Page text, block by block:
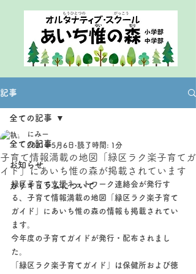
記事
全ての記事
お知らせ
カリキュラムについて
全ての記事
子育て情報満載の地図「緑区ラク楽子育てガ
イド」にあいち惟の森が掲載されています
にみー
2021年5月6日 読了時間: 1分
緑区子育て支援ネットワーク連絡会が発行す
る、子育て情報満載の地図「緑区ラク楽子育て
ガイド」にあいち惟の森の情報も掲載されてい
ます。
今年度の子育てガイドが発行・配布されまし
た。
「緑区ラク楽子育てガイド」は保健所および徳